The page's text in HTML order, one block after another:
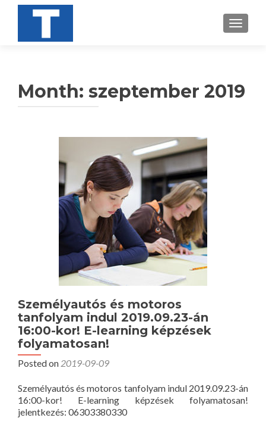
Month: szeptember 2019
Személyautós és motoros
tanfolyam indul 2019.09.23-án
16:00-kor! E-learning képzések
folyamatosan!
Posted on 2019-09-09
Személyautós és motoros tanfolyam indul 2019.09.23-án
16:00-kor! E-learning képzések folyamatosan!
jelentkezés: 06303380330